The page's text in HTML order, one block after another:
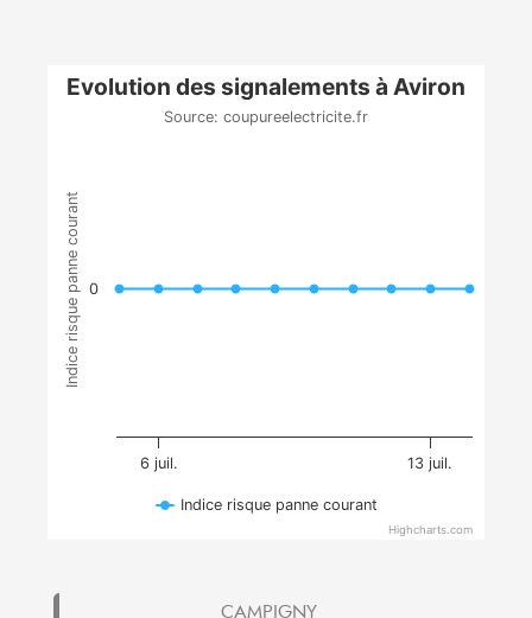
Indice risque panne courant
Evolution des signalements à Aviron
Source: coupureelectricite.fr
6 juil. 13 juil.
0
Indice risque panne courant
Highcharts.com
CAMPIGNY